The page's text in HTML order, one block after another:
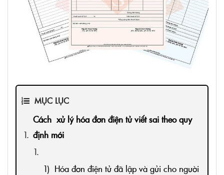
MỤC LỤC
Cách xử lý hóa đơn điện tử viết sai theo quy
định mới
1) Hóa đơn điện tử đã lập và gửi cho người